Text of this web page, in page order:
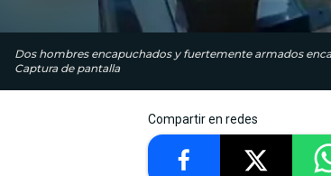
Dos hombres encapuchados y fuertemente armados
Captura de pantalla
Compartir en redes